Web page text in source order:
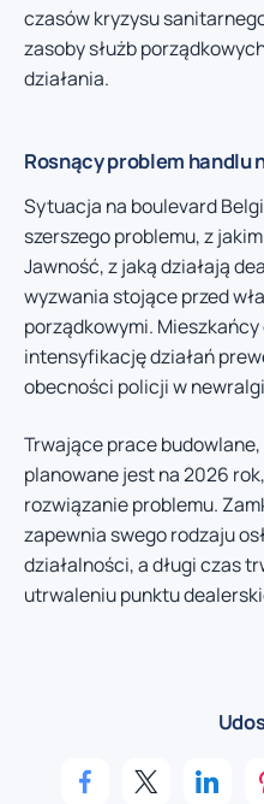
czasów kryzysu
zasoby służb
działania.
Rosnący problem
Sytuacja na boulevard
szerszego problemu, z
Jawność, z jaką działają
wyzwania stojące przed
porządkowymi.
intensyfikację działań
obecności policji w
Trwające prace
planowane jest na 2026
rozwiązanie problemu.
zapewnia swego rodzaju
działalności, a długi czas
utrwaleniu punktu